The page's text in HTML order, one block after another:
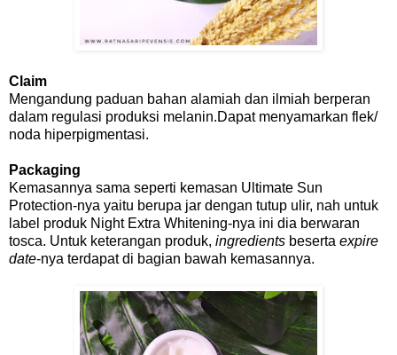
Claim
Mengandung paduan bahan alamiah dan ilmiah berperan
dalam regulasi produksi melanin.Dapat menyamarkan flek/
noda hiperpigmentasi.
Packaging
Kemasannya sama seperti kemasan Ultimate Sun
Protection-nya yaitu berupa jar dengan tutup ulir, nah untuk
label produk Night Extra Whitening-nya ini dia berwaran
tosca. Untuk keterangan produk, ingredients beserta expire
date-nya terdapat di bagian bawah kemasannya.